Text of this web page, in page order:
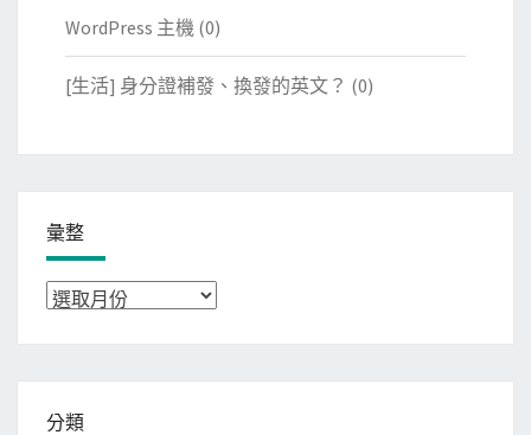
WordPress 主機 (0)
[生活] 身分證補發、換發的英文？ (0)
彙整
彙
分類